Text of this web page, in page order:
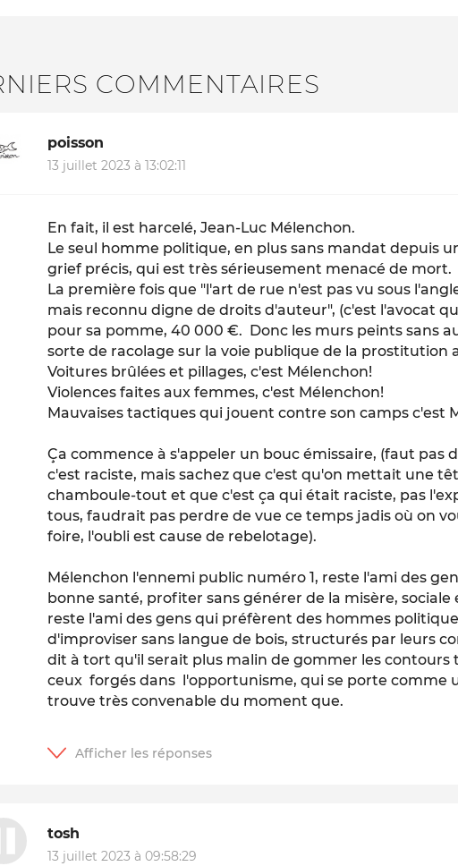
COMMENTAIRES
poisson
13 juillet 2023 à 13:02:11
En fait, il est harcelé, Jean-Luc Mélenchon.
Le seul homme politique, en plus sans mandat depuis
grief précis, qui est très sérieusement menacé de mort.
La première fois que "l'art de rue n'est pas vu sous
mais reconnu digne de droits d'auteur", (c'est l'avocat
pour sa pomme, 40 000 €. Donc les murs peints sans
sorte de racolage sur la voie publique de la prostitution
Voitures brûlées et pillages, c'est Mélenchon!
Violences faites aux femmes, c'est Mélenchon!
Mauvaises tactiques qui jouent contre son camps c'est
Ça commence à s'appeler un bouc émissaire, (faut pas
c'est raciste, mais sachez que c'est qu'on mettait une
chamboule-tout et que c'est ça qui était raciste, pas
tous, faudrait pas perdre de vue ce temps jadis où on
foire, l'oubli est cause de rebelotage).
Mélenchon l'ennemi public numéro 1, reste l'ami des
bonne santé, profiter sans générer de la misère,
reste l'ami des gens qui préfèrent des hommes
d'improviser sans langue de bois, structurés par leurs
dit à tort qu'il serait plus malin de gommer les
ceux forgés dans l'opportunisme, qui se porte comme
trouve très convenable du moment que.
tosh
13 juillet 2023 à 09:58:29